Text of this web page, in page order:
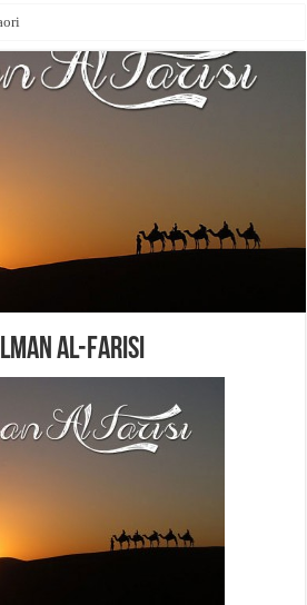
al-Farisi